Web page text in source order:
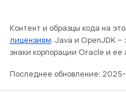
Контент и образцы кода на
лицензиям. Java и OpenJDK –
знаки корпорации Oracle и
Последнее обновление: